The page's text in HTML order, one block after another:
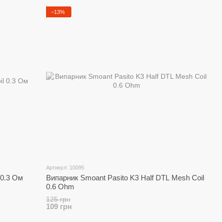
і надійність: для тих, хто цінує м'яке паріння і
футуристичний стиль, компактність, стабільна
нікотин.
0.3 Ом
−13%
Артикул: 10095
Випарник Smoant Pasito K3 Half DTL Mesh Coil
0.6 Ohm
125 грн
109 грн